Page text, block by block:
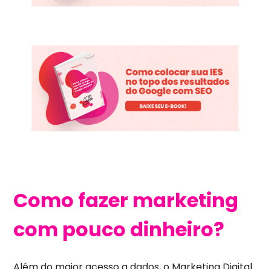
Como fazer marketing
com pouco dinheiro?